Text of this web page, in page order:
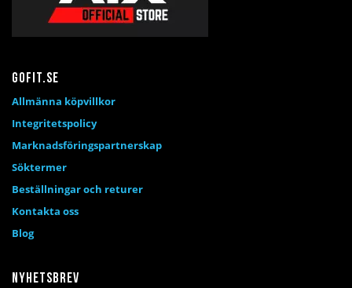
Nyhetsbrev
Gofit.se
Allmänna köpvillkor
Integritetspolicy
Marknadsföringspartnerskap
Söktermer
Beställningar och returer
Kontakta oss
Blog